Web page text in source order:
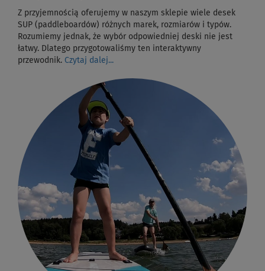
Z przyjemnością oferujemy w naszym sklepie wiele desek
SUP (paddleboardów) różnych marek, rozmiarów i typów.
Rozumiemy jednak, że wybór odpowiedniej deski nie jest
łatwy. Dlatego przygotowaliśmy ten interaktywny
przewodnik. Czytaj dalej...